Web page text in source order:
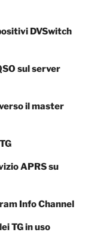
DVSwitch
sul server
il master
APRS su
Info Channel
TG in uso